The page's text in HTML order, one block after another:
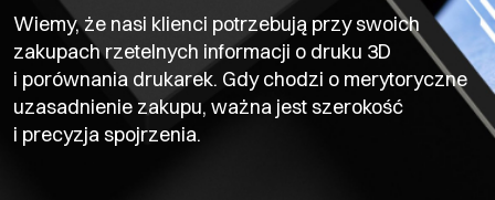
Wiemy, że nasi klienci potrzebują przy swoich
zakupach rzetelnych informacji o druku 3D
i porównania drukarek. Gdy chodzi o merytoryczne
uzasadnienie zakupu, ważna jest szerokość
i precyzja spojrzenia.